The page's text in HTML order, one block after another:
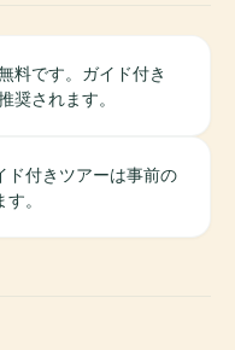
料です。ガイド付き
奨されます。
ド付きツアーは事前の
。